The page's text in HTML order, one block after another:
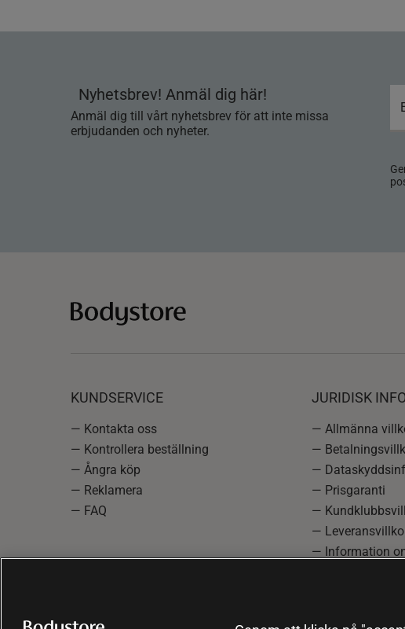
Nyhetsbrev! Anmäl dig här!
Anmäl dig till vårt nyhetsbrev för att inte missa
erbjudanden och nyheter.
KUNDSERVICE
— Kontakta oss
— Kontrollera beställning
— Ångra köp
— Reklamera
— FAQ
JURIDISK
— Allmänna
—
—
— Prisgaranti
—
—
— Information